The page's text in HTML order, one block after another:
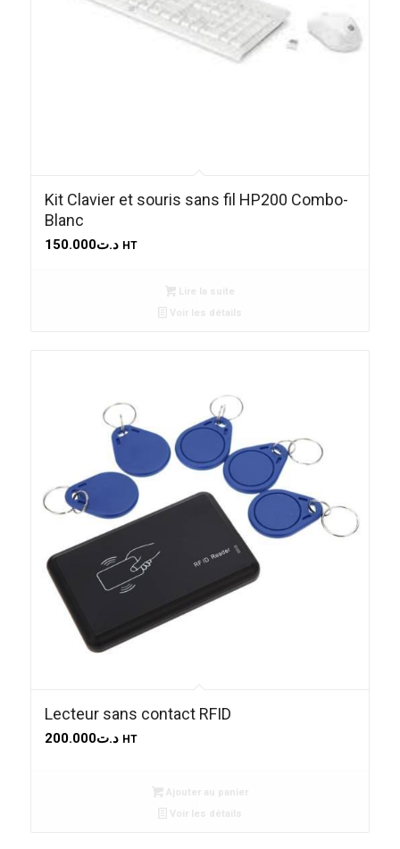
Kit Clavier et souris sans fil HP200 Combo-
Blanc
150.000د.ت HT
Lecteur sans contact RFID
200.000د.ت HT